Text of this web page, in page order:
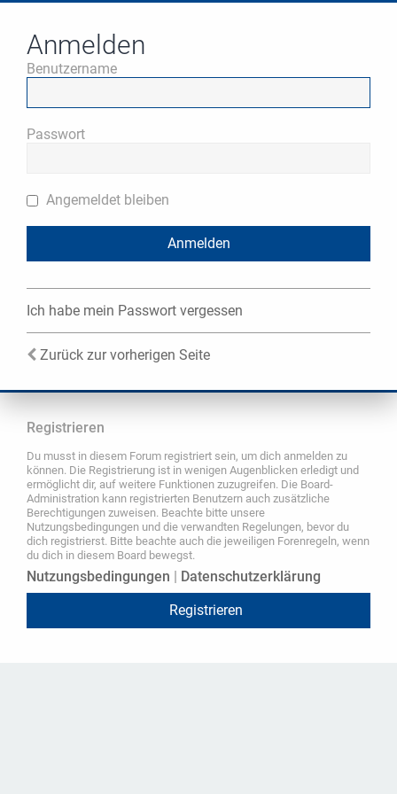
Anmelden
Benutzername
Passwort
Angemeldet bleiben
Ich habe mein Passwort vergessen
Zurück zur vorherigen Seite
Registrieren
Du musst in diesem Forum registriert sein, um dich anmelden zu
können. Die Registrierung ist in wenigen Augenblicken erledigt und
ermöglicht dir, auf weitere Funktionen zuzugreifen. Die Board-
Administration kann registrierten Benutzern auch zusätzliche
Berechtigungen zuweisen. Beachte bitte unsere
Nutzungsbedingungen und die verwandten Regelungen, bevor du
dich registrierst. Bitte beachte auch die jeweiligen Forenregeln, wenn
du dich in diesem Board bewegst.
Nutzungsbedingungen
Datenschutzerklärung
Registrieren